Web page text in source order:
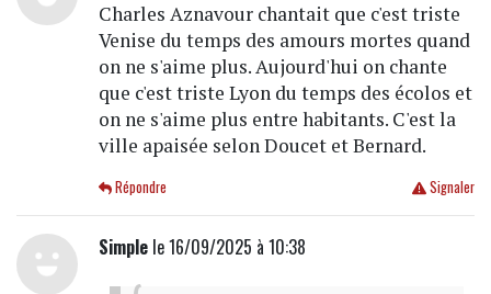
Charles Aznavour chantait que c'est triste
Venise du temps des amours mortes quand
on ne s'aime plus. Aujourd'hui on chante
que c'est triste Lyon du temps des écolos et
on ne s'aime plus entre habitants. C'est la
ville apaisée selon Doucet et Bernard.
Signaler
Répondre
Simplele 16/09/2025 à 10:38